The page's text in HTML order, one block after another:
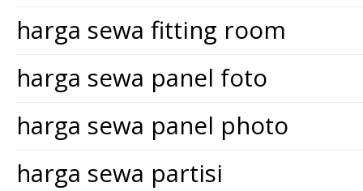
harga sewa fitting room
harga sewa panel foto
harga sewa panel photo
harga sewa partisi